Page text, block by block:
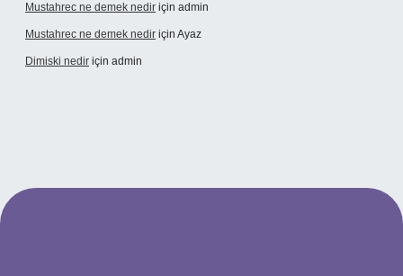
Mustahrec ne demek nedir için admin
Mustahrec ne demek nedir için Ayaz
Dimiski nedir için admin
tulipbett.net/